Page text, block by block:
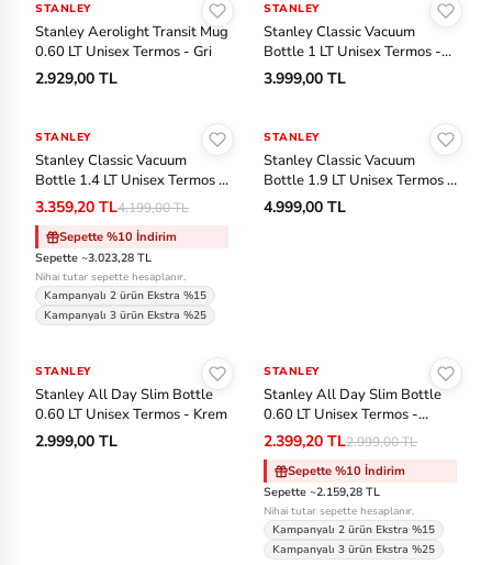
y
er
la
n
d
U
n
er
A
STANLEY
Stanley Aerolight Transit Mug
0.60 LT Unisex Termos - Gri
2.929,00 TL
STANLEY
Stanley Classic Vacuum
Bottle 1 LT Unisex Termos -
Siyah
3.999,00 TL
-%20
STANLEY
Stanley Classic Vacuum
Bottle 1.4 LT Unisex Termos -
Mavi
3.359,20 TL4.199,00 TL
Sepette %10 İndirim
Sepette ~3.023,28 TL
Nihai tutar sepette hesaplanır.
Kampanyalı 2 ürün Ekstra %15
Kampanyalı 3 ürün Ekstra %25
STANLEY
Stanley Classic Vacuum
Bottle 1.9 LT Unisex Termos -
Mavi
4.999,00 TL
STANLEY
Stanley All Day Slim Bottle
0.60 LT Unisex Termos - Krem
2.999,00 TL
-%20
STANLEY
Stanley All Day Slim Bottle
0.60 LT Unisex Termos -
Pembe
2.399,20 TL2.999,00 TL
Sepette %10 İndirim
Sepette ~2.159,28 TL
Nihai tutar sepette hesaplanır.
Kampanyalı 2 ürün Ekstra %15
Kampanyalı 3 ürün Ekstra %25